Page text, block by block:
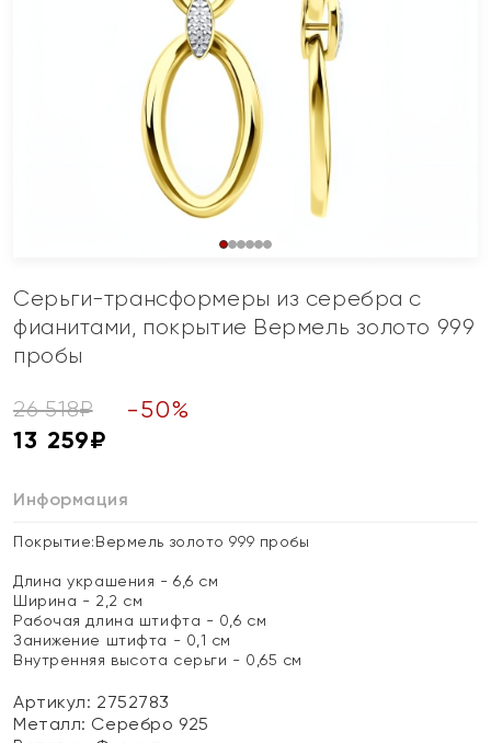
Серьги-трансформеры из серебра с
фианитами, покрытие Вермель золото 999
пробы
26 518₽ -50%
13 259₽
Информация
Покрытие:Вермель золото 999 пробы
Длина украшения - 6,6 см
Ширина - 2,2 см
Рабочая длина штифта - 0,6 см
Занижение штифта - 0,1 см
Внутренняя высота серьги - 0,65 см
Артикул: 2752783
Металл: Серебро 925